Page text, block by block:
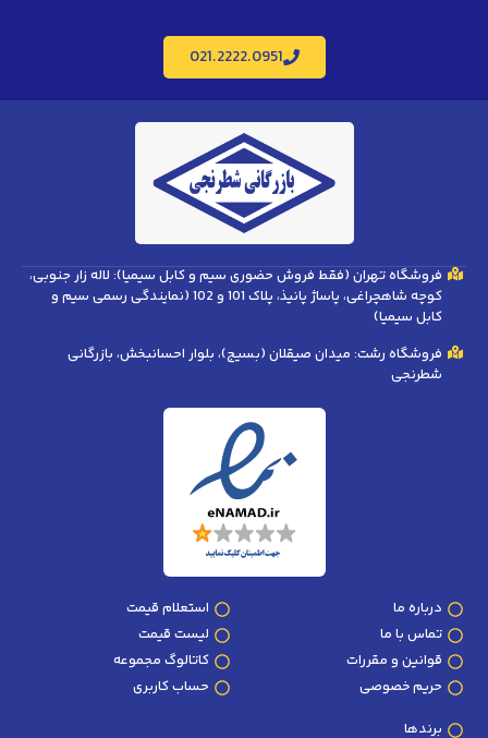
021.2222.0951
فروشگاه تهران (فقط فروش حضوری سیم و کابل سیمیا): لاله زار جنوبی،
کوچه شاهچراغی، پاساژ پانیذ، پلاک 101 و 102 (نمایندگی رسمی سیم و
کابل سیمیا)
فروشگاه رشت: میدان صیقلان (بسیج)، بلوار احسانبخش، بازرگانی
شطرنجی
درباره ما
تماس با ما
قوانین و مقررات
حریم خصوصی
استعلام قیمت
لیست قیمت
کاتالوگ مجموعه
حساب کاربری
برندها